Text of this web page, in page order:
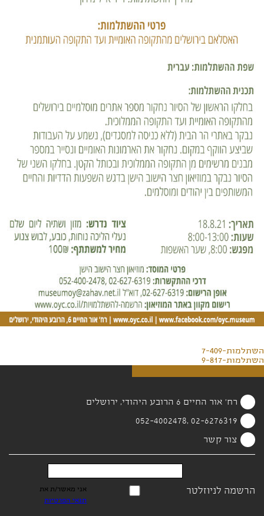
השתלמות-7-409
השתלמות-9-817
רח' אור החיים 6 הרובע היהודי, ירושלים
02-6276319 ,052-4002478
צור קשר
הרשמה לניוזלטר
אני מאשר/ת את
תנאי הפרטיות